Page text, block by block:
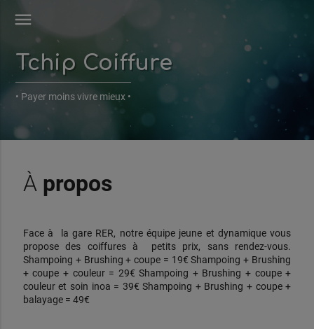
menu
Tchip Coiffure
• Payer moins vivre mieux •
À propos
Face à la gare RER, notre équipe jeune et dynamique vous
propose des coiffures à petits prix, sans rendez-vous.
Shampoing + Brushing + coupe = 19€ Shampoing + Brushing
+ coupe + couleur = 29€ Shampoing + Brushing + coupe +
couleur et soin inoa = 39€ Shampoing + Brushing + coupe +
balayage = 49€